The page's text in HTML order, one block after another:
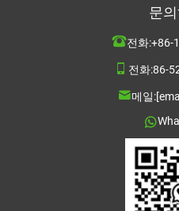
문
전화:+86-
전화:86-
메일: